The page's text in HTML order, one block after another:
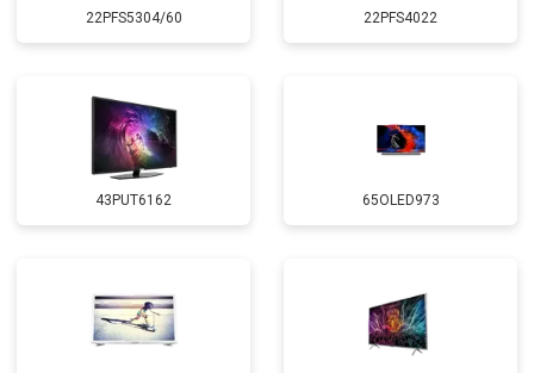
22PFS5304/60 22PFS4022
43PUT6162 65OLED973